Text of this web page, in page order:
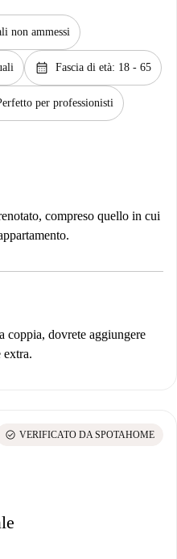
non ammessi
calendar_month Fascia di età: 18 - 65
per professionisti
compreso quello in cui
coppia, dovrete aggiungere
extra.
check_circle VERIFICATO DA SPOTAHOME